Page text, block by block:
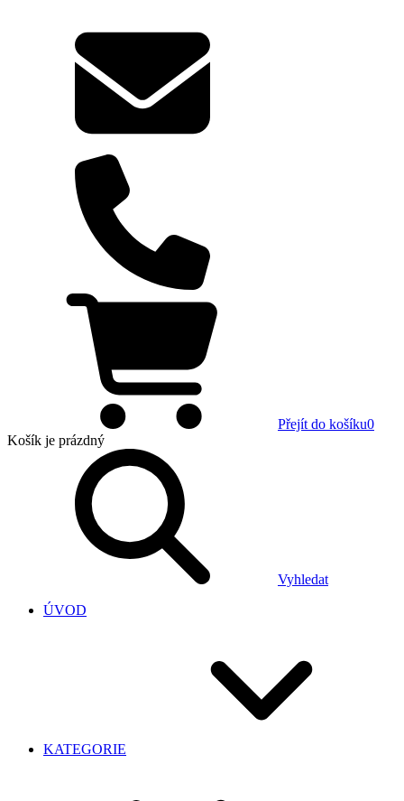
Přejít do košíku0
Košík je prázdný
Vyhledat
ÚVOD
KATEGORIE